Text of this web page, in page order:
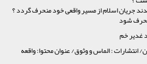
جریان اسلام از مسیر واقعی خود منحرف گردد ؟
شود
انتشارات : الماس و وثوق/ عنوان محتوا: واقعه